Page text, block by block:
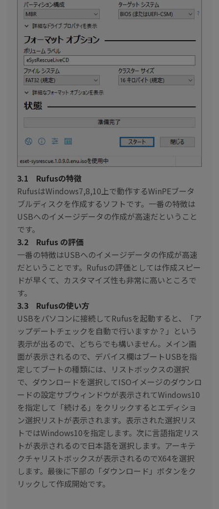
3.1 Rufusの特徴
RufusはWindows7,8,10上で動作するWinPEブータ
ブルディスクを作成するソフトです。一番の特徴は
USBへのイメージデータの作成が高速だということ
です。
3.2 Rufus の評価
一番の特徴はUSBへのイメージデータの作成が高速
だということです。Rufusの評価としては作成スピー
ドが早くて、カスタマイズ性も非常に高いところで
す。
3.3 Rufusの使い方
USBをパソコンに接続してRufusを起動すると、「ア
ップデートチェックを自動で行いますか？」という
表示が出るので、どちらでも構いません。メイン画
面が表示されるので、デバイス欄はブートUSBを指
定してブートの種類には、リストボックスの選択
で、ダウンロードを選択してISOイメージのダウンロ
ードの設定サブウィンドウが表示されてWindows10
を指定して「続ける」をクリックするとエディショ
ン選択リストが表示されます。表示された選択リス
トではWindows10を指定します。次に言語指定リス
トが表示されるので日本語を選択します。アーキテ
クチャリストボックスが表示されるのでX64を選択
します。最後に下部の「ダウンロード」ボタンをク
リックして作成開始です。